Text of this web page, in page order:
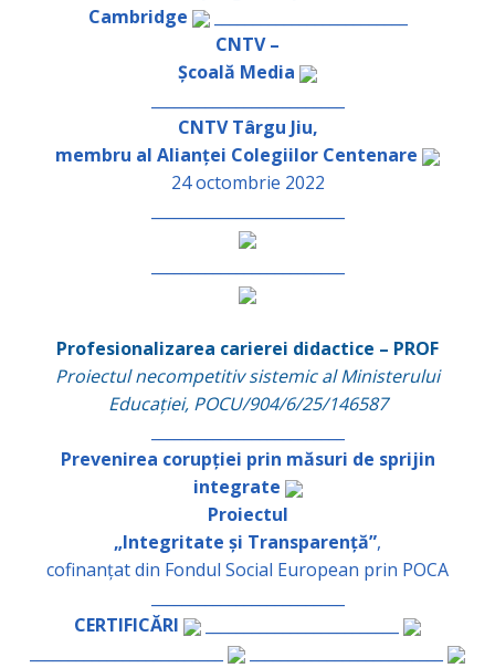
Cambridge
_________________________
CNTV –
Școală Media
CNTV Târgu Jiu,
membru al Alianței Colegiilor Centenare
24 octombrie 2022
Profesionalizarea carierei didactice – PROF
Proiectul necompetitiv sistemic al Ministerului
Educației, POCU/904/6/25/146587
Prevenirea corupției prin măsuri de sprijin
integrate
Proiectul
„Integritate și Transparență”,
cofinanțat din Fondul Social European prin POCA
CERTIFICĂRI